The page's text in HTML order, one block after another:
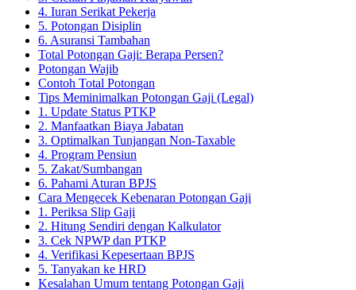
4. Iuran Serikat Pekerja
5. Potongan Disiplin
6. Asuransi Tambahan
Total Potongan Gaji: Berapa Persen?
Potongan Wajib
Contoh Total Potongan
Tips Meminimalkan Potongan Gaji (Legal)
1. Update Status PTKP
2. Manfaatkan Biaya Jabatan
3. Optimalkan Tunjangan Non-Taxable
4. Program Pensiun
5. Zakat/Sumbangan
6. Pahami Aturan BPJS
Cara Mengecek Kebenaran Potongan Gaji
1. Periksa Slip Gaji
2. Hitung Sendiri dengan Kalkulator
3. Cek NPWP dan PTKP
4. Verifikasi Kepesertaan BPJS
5. Tanyakan ke HRD
Kesalahan Umum tentang Potongan Gaji